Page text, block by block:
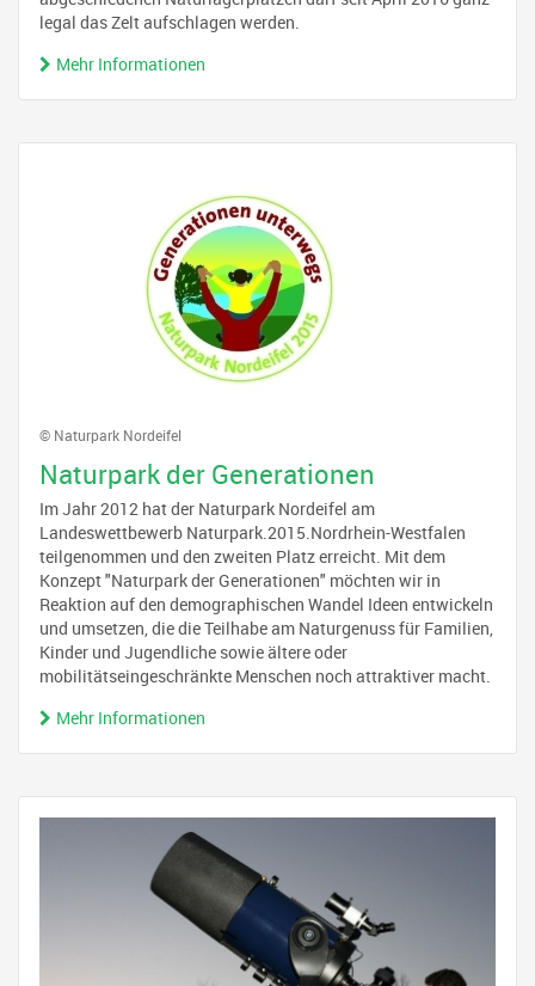
legal das Zelt aufschlagen werden.
Mehr Informationen
© Naturpark Nordeifel
Naturpark der Generationen
Im Jahr 2012 hat der Naturpark Nordeifel am
Landeswettbewerb Naturpark.2015.Nordrhein-Westfalen
teilgenommen und den zweiten Platz erreicht. Mit dem
Konzept "Naturpark der Generationen" möchten wir in
Reaktion auf den demographischen Wandel Ideen entwickeln
und umsetzen, die die Teilhabe am Naturgenuss für Familien,
Kinder und Jugendliche sowie ältere oder
mobilitätseingeschränkte Menschen noch attraktiver macht.
Mehr Informationen